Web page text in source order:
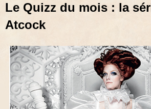
Le Quizz du mois : la
Atcock